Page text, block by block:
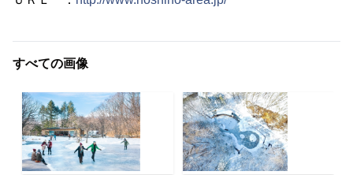
すべての画像